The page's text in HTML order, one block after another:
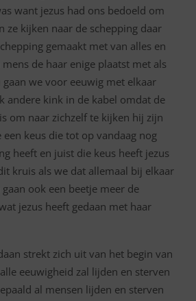
want jezus had ons bedoeld om
ze kijken naar de schepping daar
gemaakt met van alles en
de haar enige plaatst met als
we voor eeuwig met elkaar
andere kink in de kabel omdat de
om naar zichzelf te kijken hij zijn
keus die tot op vandaag nog
heeft en juist die keus heeft jezus
kruis als we dat allemaal bij elkaar
ook een beetje meer de
jezus heeft gedaan met haar
strekt zich uit van het begin van
eeuwigheid zal lijden en sterven
al mensen lijden en sterven